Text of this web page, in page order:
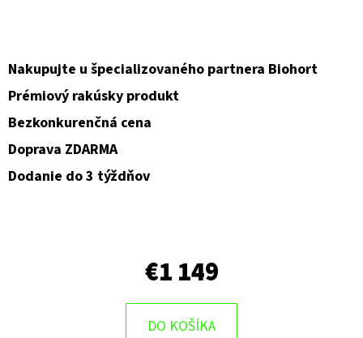
Nakupujte u špecializovaného partnera Biohort
Prémiový rakúsky produkt
Bezkonkurenčná cena
Doprava ZDARMA
Dodanie do 3 týždňov
€1 149
DO KOŠÍKA
P
O
R
Ú
Č
A
M